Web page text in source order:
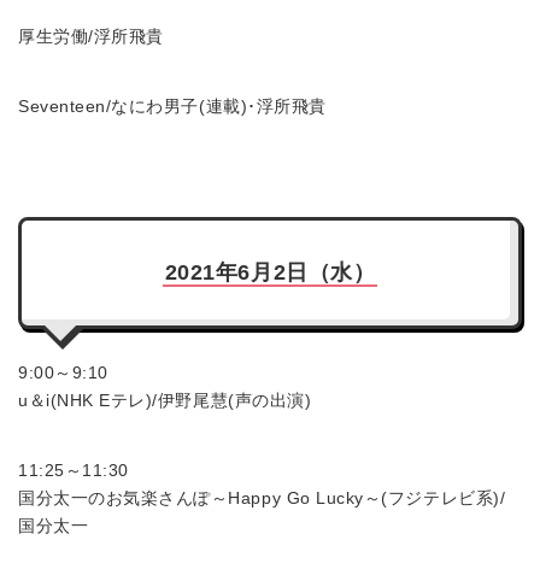
厚生労働/浮所飛貴
Seventeen/なにわ男子(連載)･浮所飛貴
2021年6月2日（水）
9:00～9:10
u＆i(NHK Eテレ)/伊野尾慧(声の出演)
11:25～11:30
国分太一のお気楽さんぽ～Happy Go Lucky～(フジテレビ系)/
国分太一